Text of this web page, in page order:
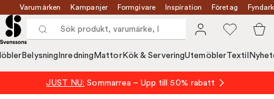
Varumärken Kampanjer Formgivare Inspiration Företag
Belysning Inredning MattorKök & ServeringUtemöblerTextil
JUST NU: Sommarrea – Upp till 50% rabatt